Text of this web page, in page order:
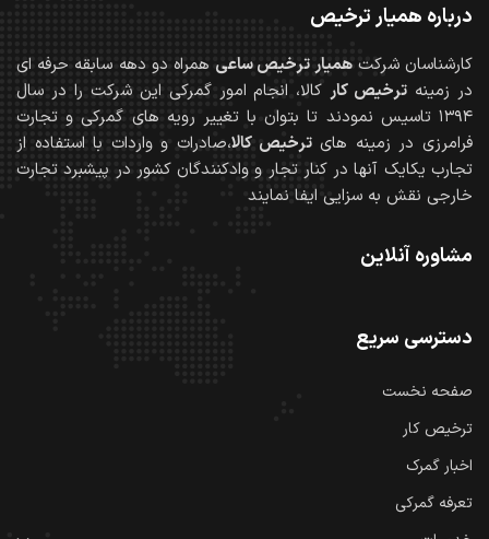
درباره همیار ترخیص
کارشناسان شرکتهمیار ترخیص ساعی همراه دو دهه سابقه حرفه ای
در زمینه ترخیص کارکالا، انجام امور گمرکی این شرکت را در سال
۱۳۹۴ تاسیس نمودند تا بتوان با تغییر رویه های گمرکی و تجارت
فرامرزی در زمینه هایترخیص کالا،صادرات و واردات با استفاده از
تجارب یکایک آنها در کنار تجار و وادکنندگان کشور در پیشبرد تجارت
خارجی نقش به سزایی ایفا نمایند
مشاوره آنلاین
دسترسی سریع
صفحه نخست
ترخیص کار
اخبار گمرک
تعرفه گمرکی